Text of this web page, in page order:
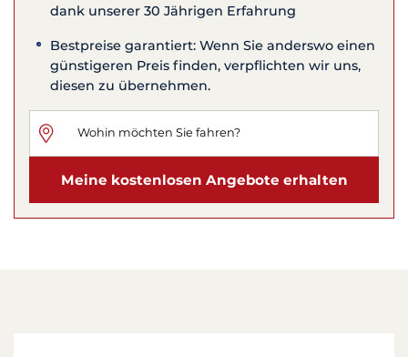
dank unserer 30 Jährigen Erfahrung
Bestpreise garantiert: Wenn Sie anderswo einen
günstigeren Preis finden, verpflichten wir uns,
diesen zu übernehmen.
Meine kostenlosen Angebote erhalten